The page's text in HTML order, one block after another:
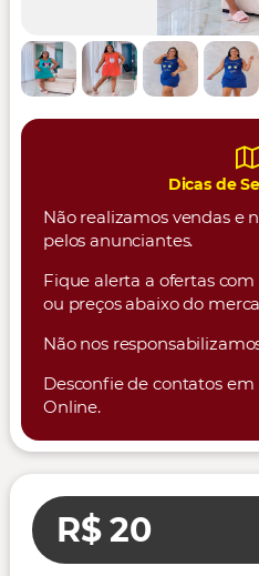
Dicas de
Não realizamos vendas e
pelos anunciantes.
Fique alerta a ofertas com
ou preços abaixo do
Não nos
Desconfie de contatos
Online.
R$ 20